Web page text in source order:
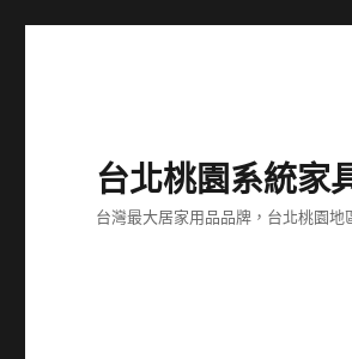
台北桃園系統家
台灣最大居家用品品牌，台北桃園